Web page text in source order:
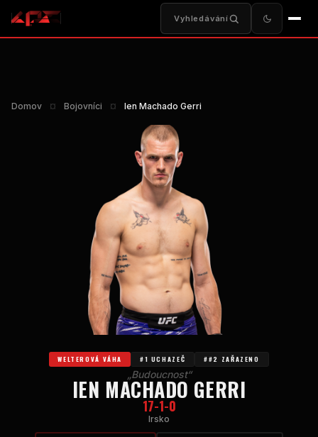
Vyhledávání
Domov ¤ Bojovníci ¤ Ien Machado Gerri
WELTEROVÁ VÁHA #1 UCHAZEČ ##2 ZAŘAZENO
„Budoucnost“
IEN MACHADO GERRI
17-1-0
Irsko